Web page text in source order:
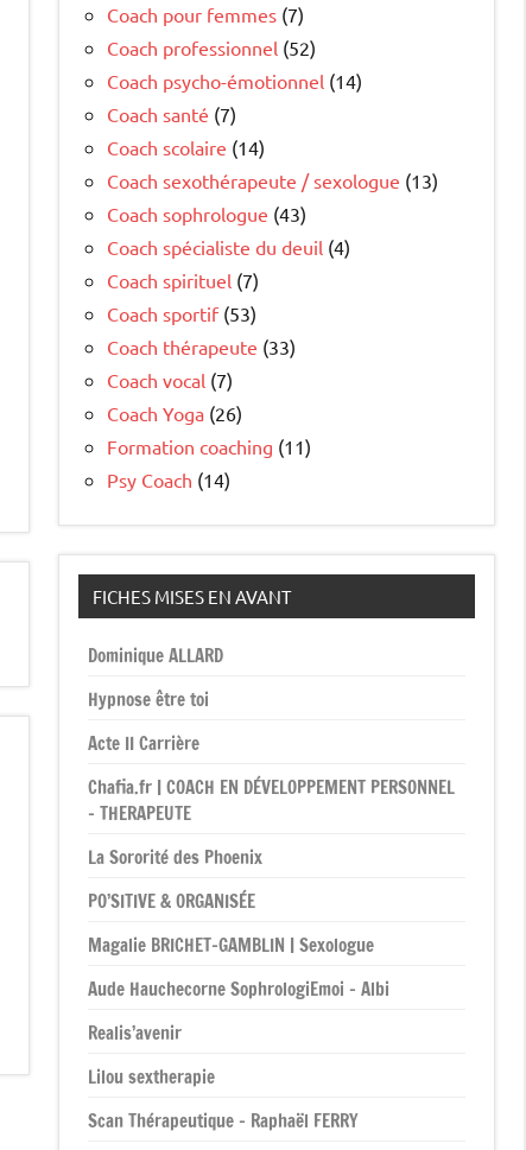
Coach pour femmes (7)
Coach professionnel (52)
Coach psycho-émotionnel (14)
Coach santé (7)
Coach scolaire (14)
Coach sexothérapeute / sexologue (13)
Coach sophrologue (43)
Coach spécialiste du deuil (4)
Coach spirituel (7)
Coach sportif(53)
Coach thérapeute (33)
Coach vocal (7)
Coach Yoga (26)
Formation coaching (11)
Psy Coach (14)
FICHES MISES EN AVANT
Dominique ALLARD
Hypnose être toi
Acte II Carrière
Chafia.fr | COACH EN DÉVELOPPEMENT PERSONNEL
– THERAPEUTE
La Sororité des Phoenix
PO’SITIVE & ORGANISÉE
Magalie BRICHET-GAMBLIN | Sexologue
Aude Hauchecorne SophrologiEmoi – Albi
Realis’avenir
Lilou sextherapie
Scan Thérapeutique – Raphaël FERRY